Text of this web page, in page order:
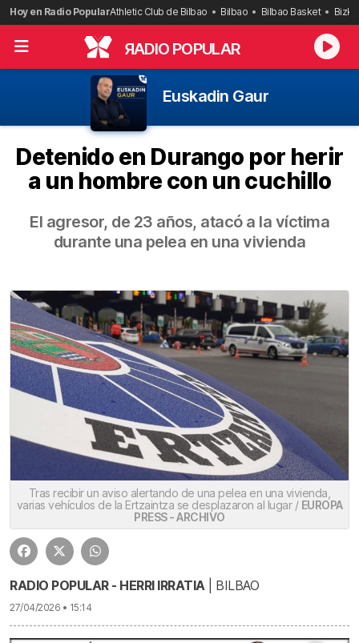
Saltar
al
contenido
Hoy en Radio PopularAthletic Club de Bilbao Bilbao Bilbao Basket
RADIO POPULAR
Euskadin Gaur
Detenido en Durango por herir
a un hombre con un cuchillo
El agresor, de 23 años, atacó a la víctima
durante una pelea en una vivienda
Tras recibir un aviso alertando de una pelea en una vivienda,
varias vehículos de la Ertzaintza se desplazaron al lugar / EUROPA
PRESS - ARCHIVO
RADIO POPULAR - HERRI IRRATIA| BILBAO
27/04/2026 • 15:14